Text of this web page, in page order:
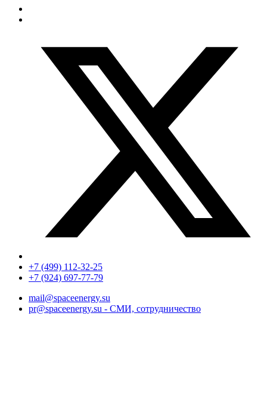
+7 (499) 112-32-25
+7 (924) 697-77-79
mail@spaceenergy.su
pr@spaceenergy.su - СМИ, сотрудничество